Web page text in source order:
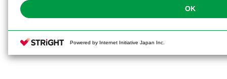
OK
Powered by Internet Initiative Japan Inc.